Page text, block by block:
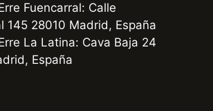
Fuencarral: Calle
145 28010 Madrid, España
La Latina: Cava Baja 24
España